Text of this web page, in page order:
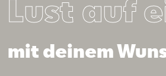
Lust auf
mit deinem